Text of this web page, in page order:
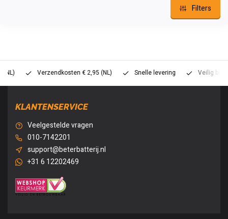
Filters
Verzendkosten € 2,95 (NL) Snelle levering Veilig betalen
KLANTENSERVICE
Veelgestelde vragen
010-7142201
support@beterbatterij.nl
+31 6 12202469